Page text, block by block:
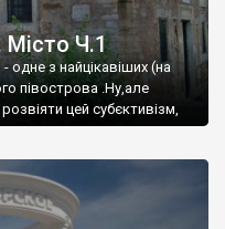
Місто Ч.1
одне з найцікавіших (на
півострова .Ну,але
цей субєктивізм,